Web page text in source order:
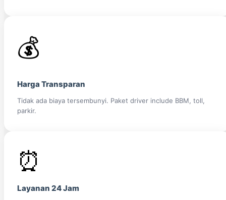
💰
Harga Transparan
Tidak ada biaya tersembunyi. Paket driver include BBM, toll,
parkir.
⏰
Layanan 24 Jam